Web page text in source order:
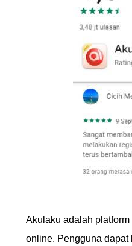
Akulaku adalah
online. Pengguna